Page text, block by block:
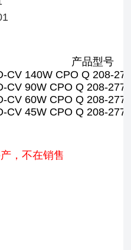
产品型号
CV 140W CPO Q 208-
CV 90W CPO Q 208-
CV 60W CPO Q 208-
CV 45W CPO Q 208-
，不在销售